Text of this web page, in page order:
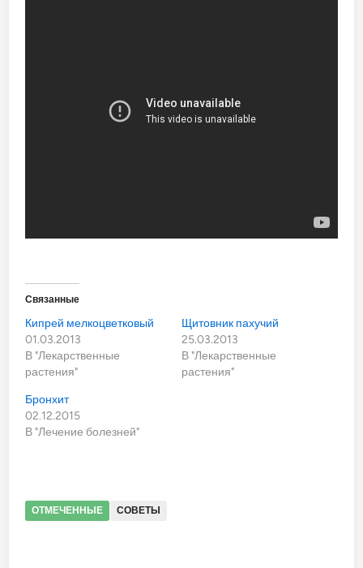
Связанные
Кипрей мелкоцветковый
01.03.2013
В "Лекарственные
растения"
Щитовник пахучий
25.03.2013
В "Лекарственные
растения"
Бронхит
02.12.2015
В "Лечение болезней"
ОТМЕЧЕННЫЕ СОВЕТЫ